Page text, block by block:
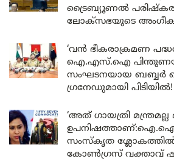
ട്രൈബ്യൂണൽ
ലോക്‌സഭയുടെ
‘വൻ ഭീകരാക്രമണ
ഐ.എസ്.ഐ
സംഘടനയായ ബബ്ബർ
ഗ്രനേഡുമായി പിടിയിൽ!
‘അത് ഗായത്രി മന്ത്രമല്ല
ഉപനിഷത്താണ്:ഐ.ഐ.ടി
സംസ്കൃത ശ്ലോകത്തിൽ
കോൺഗ്രസ് വക്താവ്